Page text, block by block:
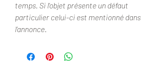
temps. Si l'objet présente un défaut
particulier celui-ci est mentionné dans
l’annonce.